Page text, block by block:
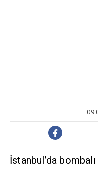
İstanbul’da